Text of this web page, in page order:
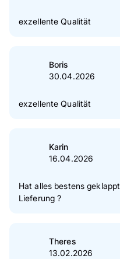
exzellente Qualität
Boris
30.04.2026
exzellente Qualität
Karin
16.04.2026
Hat alles bestens
Lieferung ?
Theres
13.02.2026